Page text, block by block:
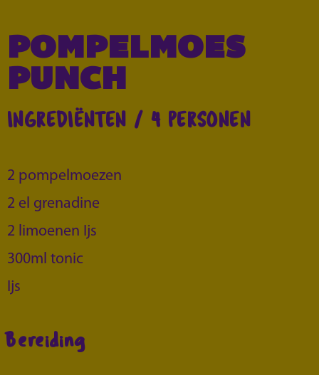
POMPELMOES
PUNCH
INGREDIËNTEN / 4 PERSONEN
2 pompelmoezen
2 el grenadine
2 limoenen Ijs
300ml tonic
Ijs
Bereiding